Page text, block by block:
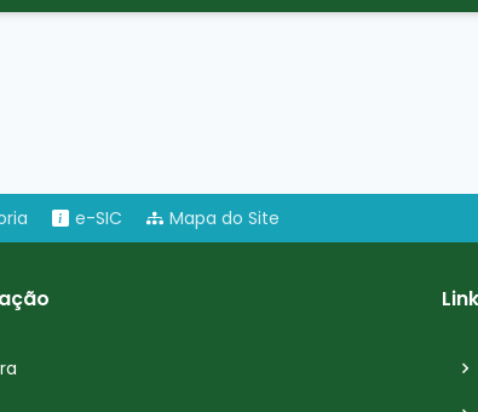
e-SIC Mapa do Site